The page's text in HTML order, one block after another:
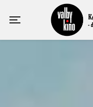
Toggle navigation
Valby Kino